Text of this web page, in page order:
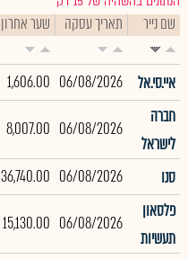
שם נייר תאריך עסקה שער אחרון
איי.סי.אל 06/08/2026
1,606.00
חברה
לישראל
06/08/2026
8,007.00
סנו 06/08/2026
36,740.00
פלסאון
תעשיות
06/08/2026
15,130.00